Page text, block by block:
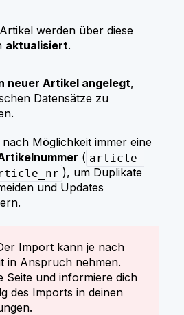
werden über diese
aktualisiert.
neuer Artikel angelegt,
Datensätze zu
Möglichkeit immer eine
( article-
), um Duplikate
und Updates
Import kann je nach
in Anspruch nehmen.
Seite und informiere dich
des Imports in deinen